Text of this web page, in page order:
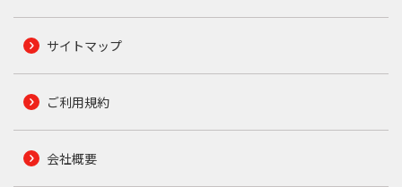
サイトマップ
ご利用規約
会社概要